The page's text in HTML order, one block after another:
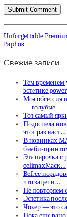
Unforgettable
Paphos
Свежие записи
Тем временем
эстетике
Моя обсессия
— голубые…
Тот самый
Подоспела
этот раз наст…
В новинках
бэмби-
Эта парочка с
celimaxМаск…
Befree
что зацепи…
Не повторяем
Эстетика
Чокер — это
Пока еще рано